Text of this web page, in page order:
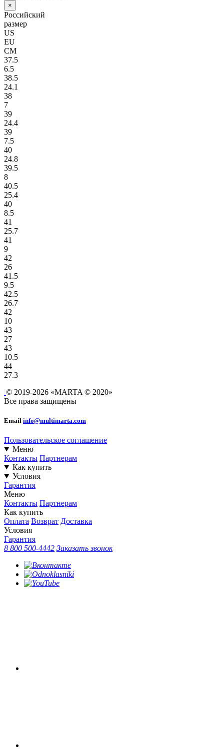
×
Российский
размер
US
EU
СМ
37.5
6.5
38.5
24.1
38
7
39
24.4
39
7.5
40
24.8
39.5
8
40.5
25.4
40
8.5
41
25.7
41
9
42
26
41.5
9.5
42.5
26.7
42
10
43
27
43
10.5
44
27.3
© 2019-2026 «MARTA © 2020»
Все права защищены
Email info@multimarta.com
Пользовательское соглашение
Меню
Контакты Партнерам
Как купить
Условия
Гарантия
Меню
Контакты Партнерам
Как купить
Оплата Возврат Доставка
Условия
Гарантия
8 800 500-4442 Заказать звонок